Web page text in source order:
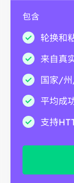
包含
轮换和
来自真
国家/
平均成
支持